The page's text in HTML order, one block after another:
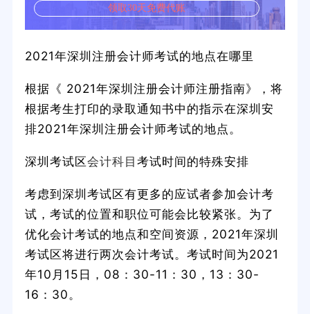
领取30天免费代账
2021年深圳注册会计师考试的地点在哪里
根据《 2021年深圳注册会计师注册指南》，将
根据考生打印的录取通知书中的指示在深圳安
排2021年深圳注册会计师考试的地点。
深圳考试区会计科目考试时间的特殊安排
考虑到深圳考试区有更多的应试者参加会计考
试，考试的位置和职位可能会比较紧张。为了
优化会计考试的地点和空间资源，2021年深圳
考试区将进行两次会计考试。考试时间为2021
年10月15日，08：30-11：30，13：30-
16：30。